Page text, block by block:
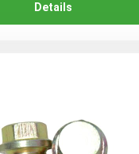
Details